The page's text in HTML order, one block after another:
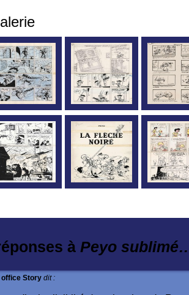
à Peyo
office Story dit :